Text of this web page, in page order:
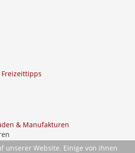
& Manufakturen
unserer Website. Einige von ihnen